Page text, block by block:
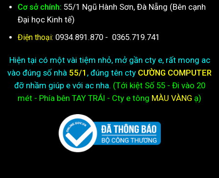
Cơ sở chính: 55/1 Ngũ Hành Sơn, Đà Nẵng (Bên cạnh
Đại học Kinh tế)
Điện thoại: 0934.891.870 - 0365.719.741
Hiện tại có một vài tiệm nhỏ, mở gần cty e, rất mong ac
vào đúng số nhà 55/1 , đúng tên cty CƯỜNG COMPUTER
đỡ nhầm giúp e với ac nha. (Tới kiệtSố 55 - Đi vào 20
mét - Phía bên TAY TRÁI - Cty e tông MÀU VÀNG ạ)